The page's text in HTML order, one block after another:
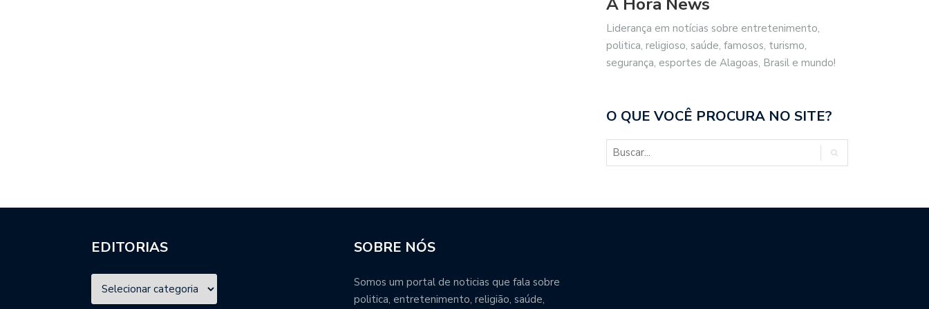
Liderança em notícias sobre entretenimento,
politica, religioso, saúde, famosos, turismo,
segurança, esportes de Alagoas, Brasil e mundo!
O QUE VOCÊ PROCURA NO SITE?
EDITORIAS SOBRE NÓS
Somos um portal de noticias que fala sobre
politica, entretenimento, religião, saúde,